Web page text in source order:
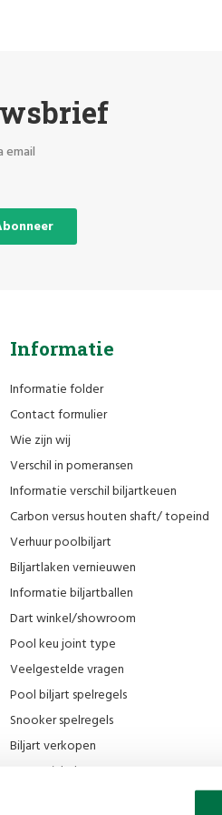
email
Informatie
Informatie folder
Contact formulier
Wie zijn wij
Verschil in pomeransen
Informatie verschil biljartkeuen
Carbon versus houten shaft/ topeind
Verhuur poolbiljart
Biljartlaken vernieuwen
Informatie biljartballen
Dart winkel/showroom
Pool keu joint type
Veelgestelde vragen
Pool biljart spelregels
Snooker spelregels
Biljart verkopen
Onze winkel